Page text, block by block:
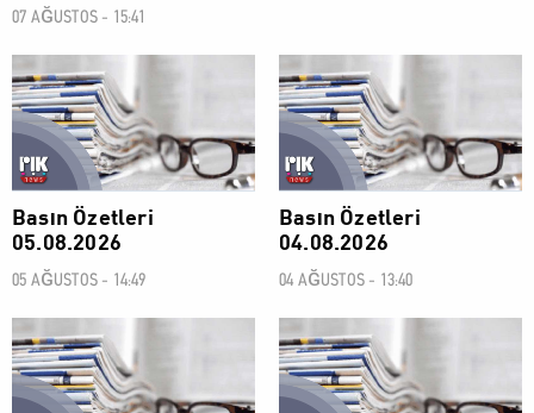
07 AĞUSTOS - 15:41
Basın Özetleri
05.08.2026
05 AĞUSTOS - 14:49
Basın Özetleri
04.08.2026
04 AĞUSTOS - 13:40